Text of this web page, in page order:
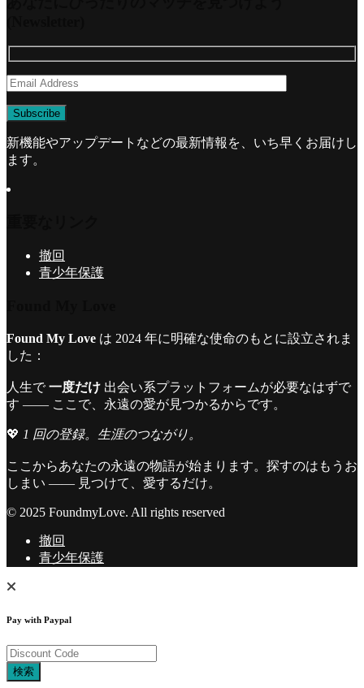
新機能やアップデートなどの最新情報を、いち早くお届けし
ます。
撤回
青少年保護
Found My Love は 2024 年に明確な使命のもとに設立されま
した：
人生で 一度だけ 出会い系プラットフォームが必要なはずで
す —— ここで、永遠の愛が見つかるからです。
💖 1 回の登録。生涯のつながり。
ここからあなたの永遠の物語が始まります。探すのはもうお
しまい —— 見つけて、愛するだけ。
© 2025 FoundmyLove. All rights reserved
撤回
青少年保護
Pay with Paypal
検索